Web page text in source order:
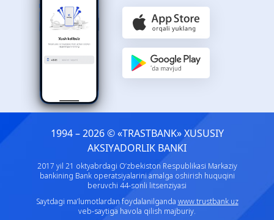
1994 – 2026 © «TRASTBANK» ХUSUSIY
AKSIYADORLIK BANKI
2017 yil 21 oktyabrdagi O‘zbekiston Respublikasi Markaziy
bankining Bank operatsiyalarini amalga oshirish huquqini
beruvchi 44-sonli litsenziyasi
Saytdagi ma’lumotlardan foydalanilganda www.trustbank.uz
veb-saytiga havola qilish majburiy.